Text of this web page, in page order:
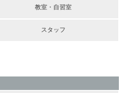
教室・自習室
スタッフ